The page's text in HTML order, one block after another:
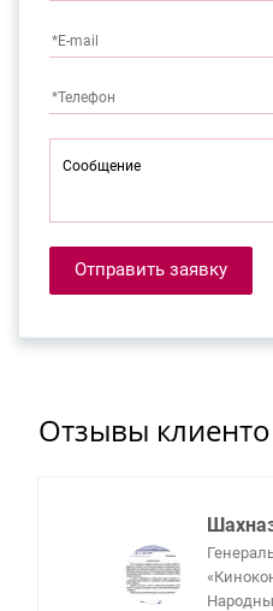
Отправить заявку
Отзывы